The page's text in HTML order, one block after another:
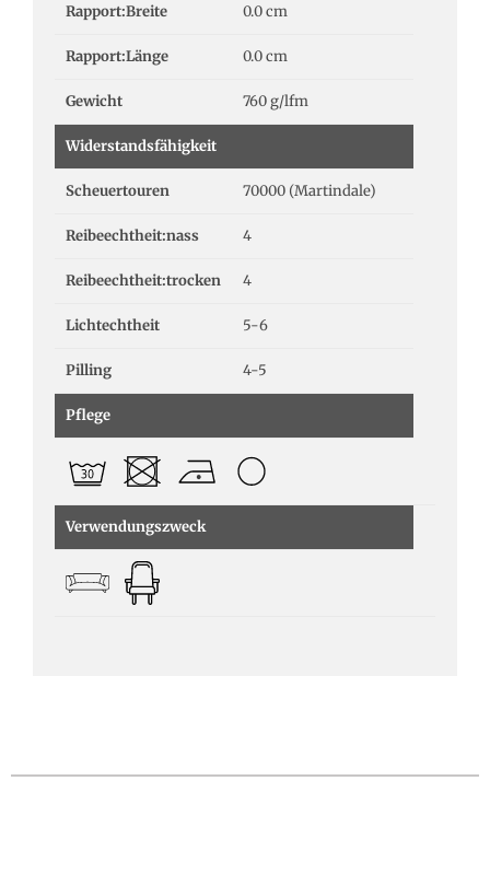
Rapport:Breite 0.0 cm
Rapport:Länge 0.0 cm
Gewicht 760 g/lfm
Widerstandsfähigkeit
Scheuertouren 70000 (Martindale)
Reibeechtheit:nass 4
Reibeechtheit:trocken 4
Lichtechtheit 5-6
Pilling 4-5
Pflege
Verwendungszweck